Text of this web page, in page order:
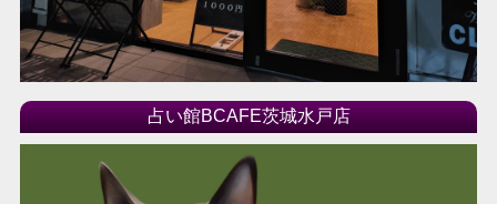
占い館BCAFE茨城水戸店